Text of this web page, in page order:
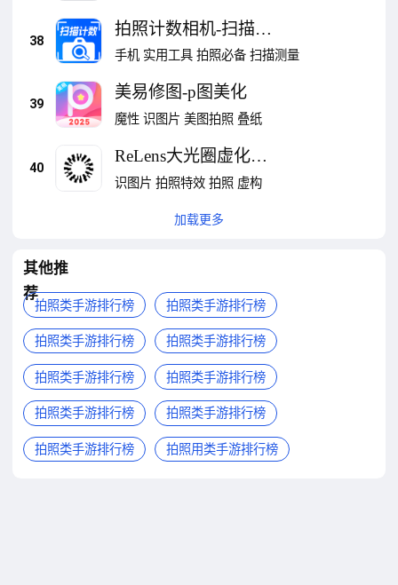
38
拍照计数相机-扫描计
数
手机 实用工具 拍照必备 扫描测量
39
美易修图-p图美化
魔性 识图片 美图拍照 叠纸
40
ReLens大光圈虚化单
反相机
识图片 拍照特效 拍照 虚构
加载更多
其他推
荐
拍照类手游排行榜 拍照类手游排行榜
拍照类手游排行榜 拍照类手游排行榜
拍照类手游排行榜 拍照类手游排行榜
拍照类手游排行榜 拍照类手游排行榜
拍照类手游排行榜 拍照用类手游排行榜